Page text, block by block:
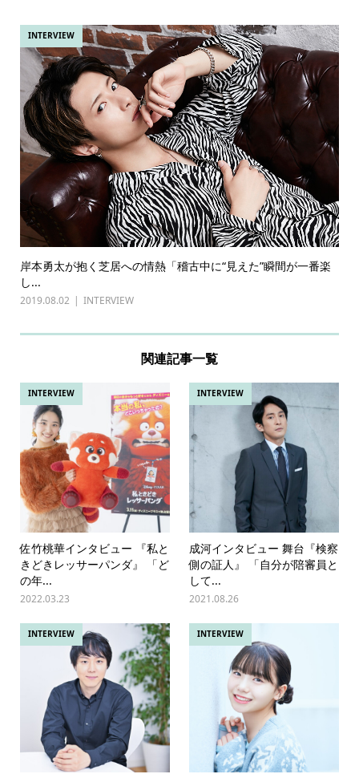
INTERVIEW
岸本勇太が抱く芝居への情熱「稽古中に“見えた”瞬間が一番楽
し...
2019.08.02 INTERVIEW
関連記事一覧
INTERVIEW
佐竹桃華インタビュー 『私と
きどきレッサーパンダ』 「ど
の年...
2022.03.23
INTERVIEW
成河インタビュー 舞台『検察
側の証人』 「自分が陪審員と
して...
2021.08.26
INTERVIEW INTERVIEW